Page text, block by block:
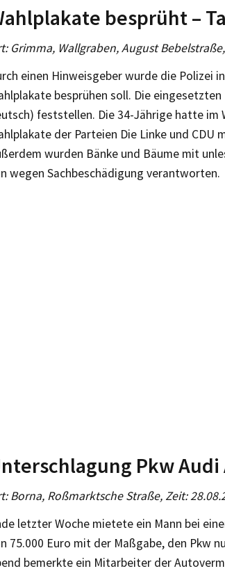
besprüht –
Grimma, Wallgraben, August
einen Hinweisgeber wurde die Polizei
besprühen soll. Die
feststellen. Die 34-Jährige hatte im
der Parteien Die Linke und CDU
wurden Bänke und Bäume mit
wegen Sachbeschädigung verantworten.
Pkw
Borna, Roßmarktsche Straße, Zeit:
letzter Woche mietete ein Mann bei
75.000 Euro mit der Maßgabe, den Pkw
bemerkte ein Mitarbeiter der